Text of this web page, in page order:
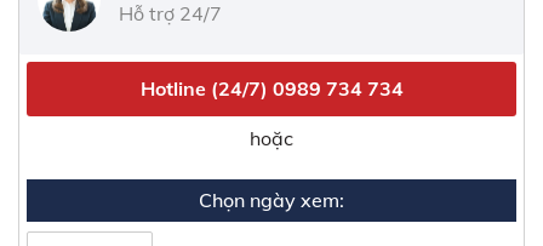
Hỗ trợ 24/7
Hotline (24/7) 0989 734 734
hoặc
Chọn ngày xem: